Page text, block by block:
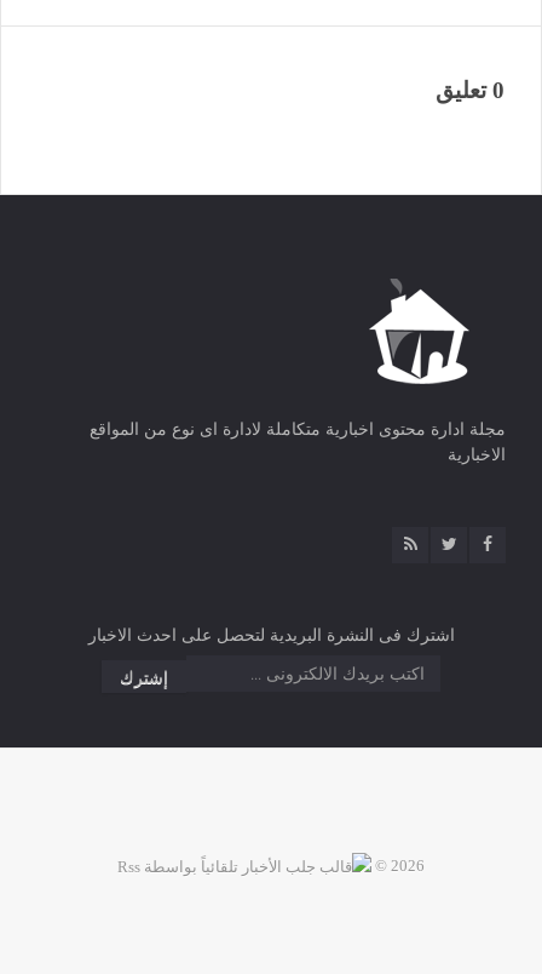
0 تعليق
مجلة ادارة محتوى اخبارية متكاملة لادارة اى نوع من المواقع
الاخبارية
اشترك فى النشرة البريدية لتحصل على احدث الاخبار
2026 ©